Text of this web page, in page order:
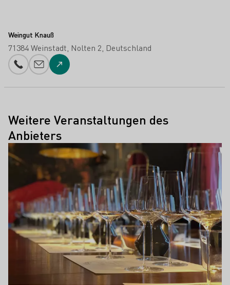
Weingut Knauß
71384 Weinstadt Nolten 2 Deutschland
Telefonnummer
E-Mail-Adresse
Zur Website
Weitere Veranstaltungen des
Anbieters
Mehr erfahren